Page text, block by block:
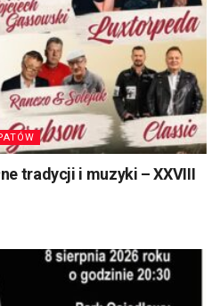
tradycji i muzyki – XXVIII